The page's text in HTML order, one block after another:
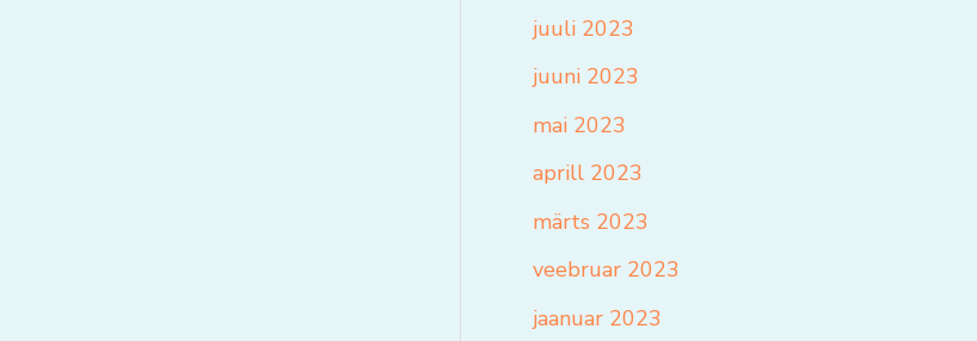
juuli 2023
juuni 2023
mai 2023
aprill 2023
märts 2023
veebruar 2023
jaanuar 2023